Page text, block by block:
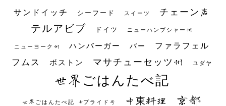
サンドイッチ シーフード スイーツ チェーン店
テルアビブ ドイツ ニューハンプシャー州
ニューヨーク州 ハンバーガー バー ファラフェル
フムス ボストン マサチューセッツ州 ユダヤ
世界ごはんたべ記
世界ごはんたべ記 #プライド号 中東料理 京都